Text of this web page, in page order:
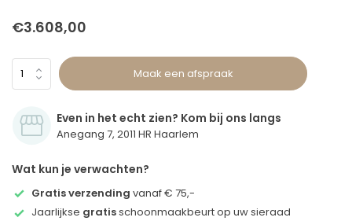
€3.608,00
Maak een afspraak
Even in het echt zien? Kom bij ons langs
Anegang 7, 2011 HR Haarlem
Wat kun je verwachten?
Gratis verzending vanaf € 75,-
Jaarlijkse gratisschoonmaakbeurt op uw sieraad